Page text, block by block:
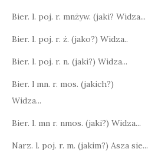
Bier. l. poj. r. mnżyw. (jaki? Widza...
Bier. l. poj. r. ż. (jako?) Widza..
Bier. l. poj. r. n. (jaki?) Widza...
Bier. l mn. r. mos. (jakich?)
Widza...
Bier. l. mn r. nmos. (jaki?) Widza...
Narz. l. poj. r. m. (jakim?) Asza sie...